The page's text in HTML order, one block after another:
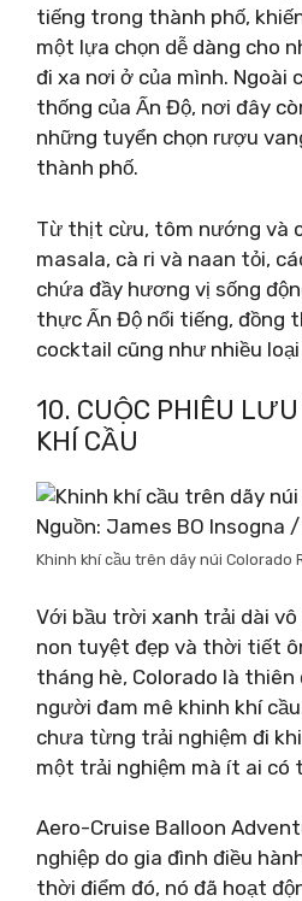
tiếng trong thành phố,
một lựa chọn dễ dàng cho
đi xa nơi ở của mình. Ngoài
thống của Ấn Độ, nơi đây
những tuyển chọn rượu
thành phố.
Từ thịt cừu, tôm nướng và
masala, cà ri và naan tỏi,
chứa đầy hương vị sống
thực Ấn Độ nổi tiếng, đồng
cocktail cũng như nhiều
10. CUỘC PHIÊU
KHÍ CẦU
Nguồn: James BO Insogna
Khinh khí cầu trên dãy núi Colorado
Với bầu trời xanh trải dài
non tuyệt đẹp và thời tiết
tháng hè, Colorado là
người đam mê khinh khí
chưa từng trải nghiệm đi
một trải nghiệm mà ít ai có
Aero-Cruise Balloon
nghiệp do gia đình điều
thời điểm đó, nó đã hoạt